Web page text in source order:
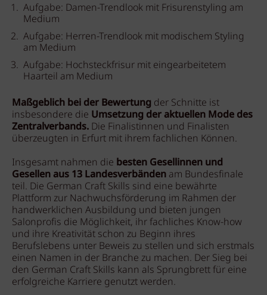
Aufgabe: Damen-Trendlook mit Frisurenstyling am
Medium
Aufgabe: Herren-Trendlook mit modischem Styling
am Medium
Aufgabe: Hochsteckfrisur mit eingearbeitetem
Haarteil am Medium
Maßgeblich bei der Bewertung der Schnitte ist
insbesondere die Umsetzung der aktuellen Mode des
Zentralverbands. Die Finalistinnen und Finalisten
überzeugten in Erfurt mit ihrem fachlichen Können.
Insgesamt nahmen die besten Gesellinnen und
Gesellen aus 13 Landesverbänden am Bundesfinale
teil. Die German Craft Skills sind eine bewährte
Plattform zur Nachwuchsförderung im Rahmen der
handwerklichen Ausbildung und bieten jungen
Salonprofis die Möglichkeit, ihr fachliches Know-how
und ihre Kreativität schon zu Beginn ihres
Berufslebens unter Beweis zu stellen und sich erstmals
einen Namen in der Branche zu machen. Der Sieg bei
den German Craft Skills kann als Sprungbrett für eine
erfolgreiche Karriere genutzt werden.